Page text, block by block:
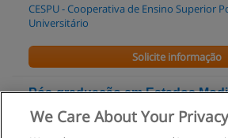
CESPU - Cooperativa de Ensino Superior
Universitário
Solicite informação
Pós-graduação em Estados
Consciência na Clínica
We Care About Your